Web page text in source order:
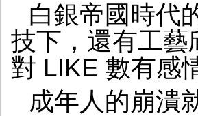
白銀帝國時代
技下，還有工藝
對 LIKE 數有感
成年人的崩潰